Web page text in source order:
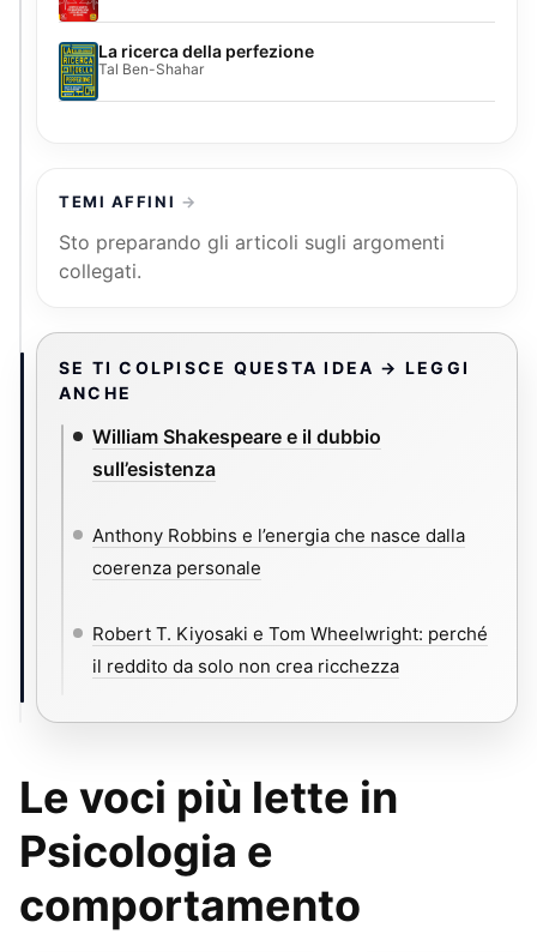
La ricerca della perfezione
Tal Ben-Shahar
TEMI AFFINI
Sto preparando gli articoli sugli argomenti
collegati.
SE TI COLPISCE QUESTA IDEA → LEGGI
ANCHE
William Shakespeare e il dubbio
sull’esistenza
Anthony Robbins e l’energia che nasce dalla
coerenza personale
Robert T. Kiyosaki e Tom Wheelwright: perché
il reddito da solo non crea ricchezza
Le voci più lette in
Psicologia e
comportamento